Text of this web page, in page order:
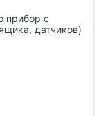
ящика, датчиков)